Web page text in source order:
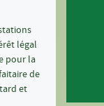
légal
pour la
de
et